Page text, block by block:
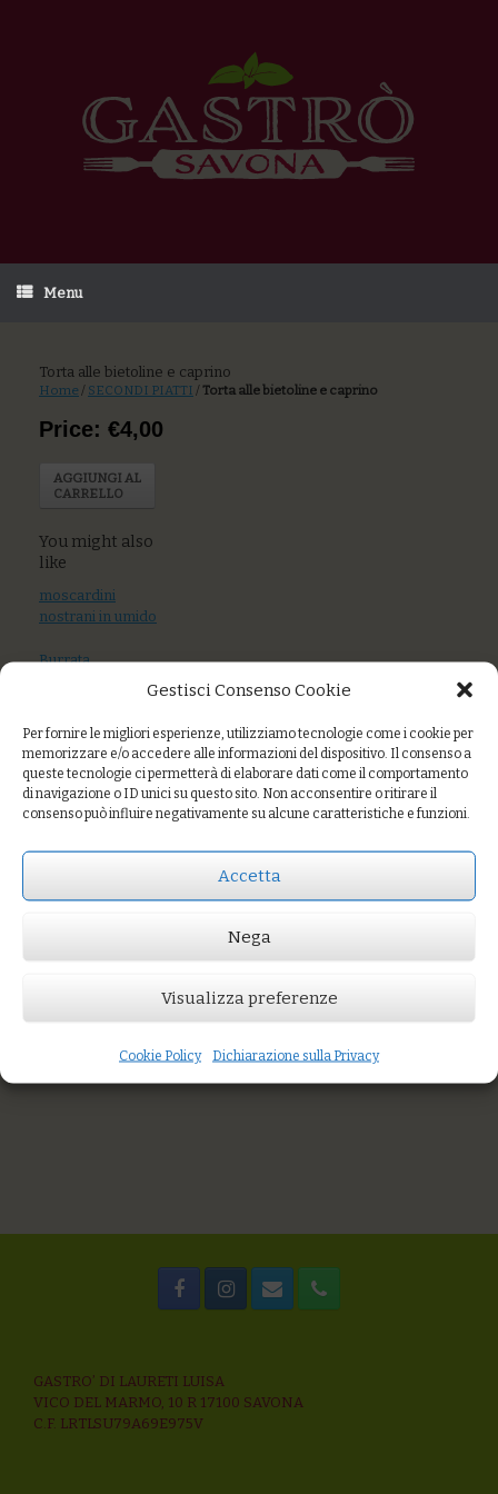
Gestisci Consenso Cookie
Per fornire le migliori esperienze, utilizziamo tecnologie come i cookie per
memorizzare e/o accedere alle informazioni del dispositivo. Il consenso a
queste tecnologie ci permetterà di elaborare dati come il comportamento
di navigazione o ID unici su questo sito. Non acconsentire o ritirare il
consenso può influire negativamente su alcune caratteristiche e funzioni.
Accetta
Nega
Visualizza preferenze
Cookie Policy Dichiarazione sulla Privacy
Menu
Torta alle bietoline e caprino
Home / SECONDI PIATTI /Torta alle bietoline e caprino
burger di ceci con verza speziata e duetto di salse
Torta di cime di rapa
cappon magro con filetto di pescato nostrano
Price: €4,00
AGGIUNGI AL
CARRELLO
You might also
like
moscardini
nostrani in umido
Burrata,
Sarde a beccafico
su crema di porri
e patate con
GASTRO’ DI LAURETI LUISA
VICO DEL MARMO, 10 R 17100 SAVONA
C.F. LRTLSU79A69E975V